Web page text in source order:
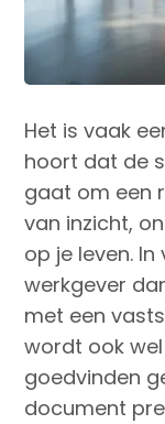
Het is vaak
hoort dat de
gaat om een
van inzicht,
op je leven.
werkgever
met een
wordt ook
goedvinden
document